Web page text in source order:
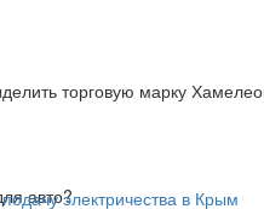
торговую марку
авто?